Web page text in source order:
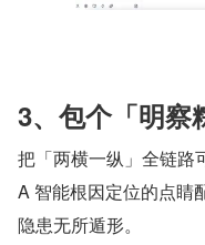
3、包个「明察
把「两横一纵」全链路
A 智能根因定位的点睛
隐患无所遁形。